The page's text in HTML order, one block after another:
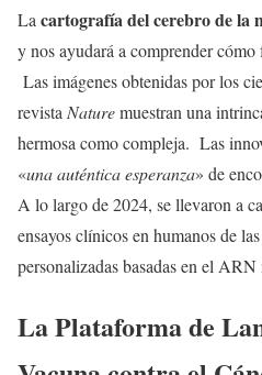
La cartografía del cerebro de la
y nos ayudará a comprender
Las imágenes obtenidas por los
revista Naturemuestran una
hermosa como compleja. Las
«una auténtica esperanza» de
A lo largo de 2024, se llevaron a
ensayos clínicos en humanos de
personalizadas basadas en el
La Plataforma de